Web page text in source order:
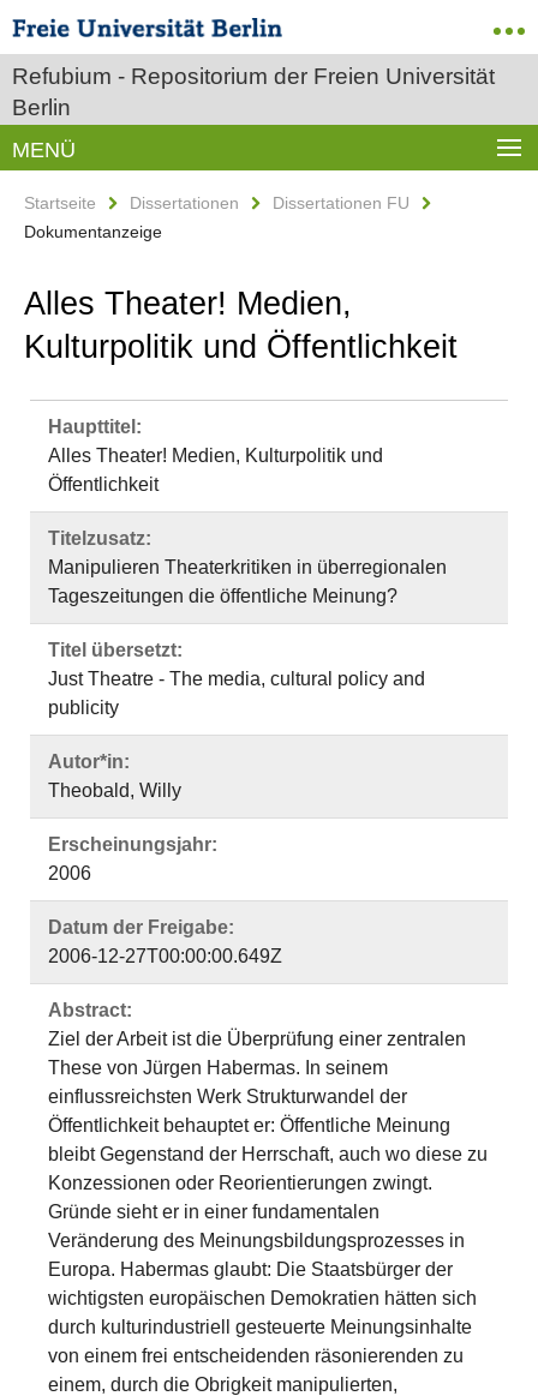
Refubium - Repositorium der Freien Universität
Berlin
MENÜ
Startseite Dissertationen
Dissertationen FU
Dokumentanzeige
Alles Theater! Medien,
Kulturpolitik und Öffentlichkeit
Haupttitel:
Alles Theater! Medien, Kulturpolitik und
Öffentlichkeit
Titelzusatz:
Manipulieren Theaterkritiken in überregionalen
Tageszeitungen die öffentliche Meinung?
Titel übersetzt:
Just Theatre - The media, cultural policy and
publicity
Autor*in:
Theobald, Willy
Erscheinungsjahr:
2006
Datum der Freigabe:
2006-12-27T00:00:00.649Z
Abstract:
Ziel der Arbeit ist die Überprüfung einer zentralen
These von Jürgen Habermas. In seinem
einflussreichsten Werk Strukturwandel der
Öffentlichkeit behauptet er: Öffentliche Meinung
bleibt Gegenstand der Herrschaft, auch wo diese zu
Konzessionen oder Reorientierungen zwingt.
Gründe sieht er in einer fundamentalen
Veränderung des Meinungsbildungsprozesses in
Europa. Habermas glaubt: Die Staatsbürger der
wichtigsten europäischen Demokratien hätten sich
durch kulturindustriell gesteuerte Meinungsinhalte
von einem frei entscheidenden räsonierenden zu
einem, durch die Obrigkeit manipulierten,